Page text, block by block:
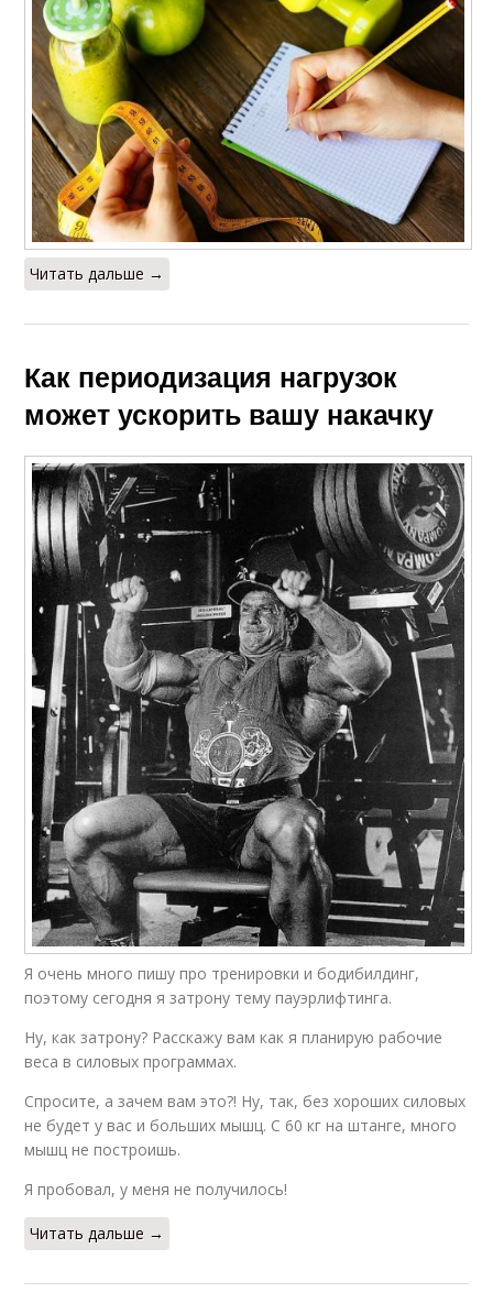
Читать дальше →
Как периодизация нагрузок
может ускорить вашу накачку
Я очень много пишу про тренировки и бодибилдинг,
поэтому сегодня я затрону тему пауэрлифтинга.
Ну, как затрону? Расскажу вам как я планирую рабочие
веса в силовых программах.
Спросите, а зачем вам это?! Ну, так, без хороших силовых
не будет у вас и больших мышц. С 60 кг на штанге, много
мышц не построишь.
Я пробовал, у меня не получилось!
Читать дальше →